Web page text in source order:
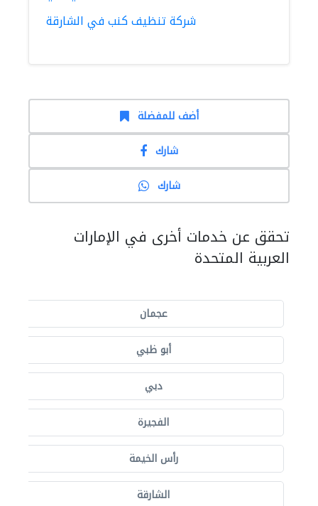
شركة تنظيف كنب في الشارقة
أضف للمفضلة
شارك
شارك
تحقق عن خدمات أخرى في الإمارات
العربية المتحدة
عجمان
أبو ظبي
دبي
الفجيرة
رأس الخيمة
الشارقة